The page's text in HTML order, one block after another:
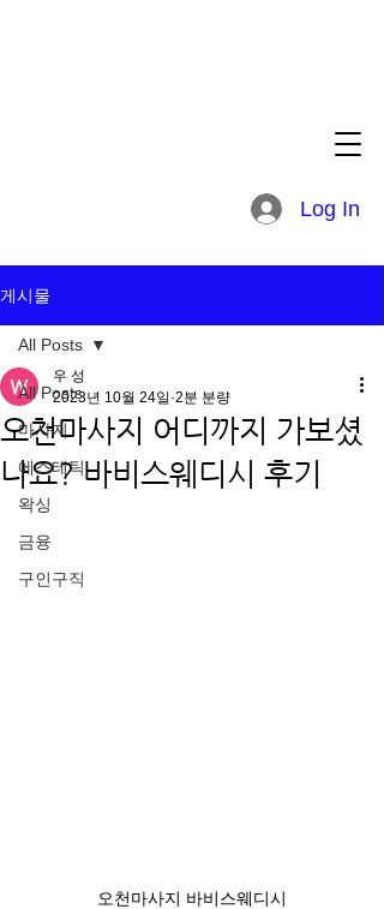
Log In
게시물
All Posts
마사지
에스테틱
왁싱
금융
구인구직
All Posts
오천마사지 어디까지 가보셨
나요? 바비스웨디시 후기
우 성
2023년 10월 24일 2분 분량
오천마사지 바비스웨디시